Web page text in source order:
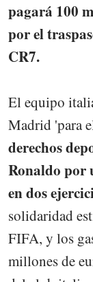
pagará 100
por el
CR7.
El equipo
Madrid 'para
derechos
Ronaldo por
en dos
solidaridad
FIFA, y los
millones de